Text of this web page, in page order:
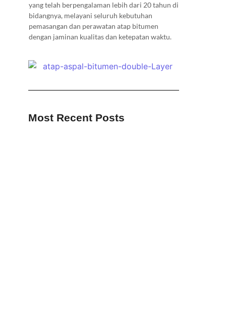
yang telah berpengalaman lebih dari 20 tahun di
bidangnya, melayani seluruh kebutuhan
pemasangan dan perawatan atap bitumen
dengan jaminan kualitas dan ketepatan waktu.
Most Recent Posts